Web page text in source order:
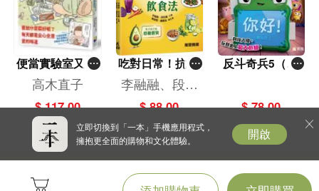
便當實驗室又開
張了——日日和
特別日的菜單挑
戰記
高木直子
$ 117.00
吃對日常！抗炎
減糖飲食法
李融融、段佳
麗,黃梨煜、顧
$ 88.00
反斗奇兵5（圖
$ 78.00
立即切換到「一本」手機應用程式，
擁抱更全面的購物和文化體驗。
開啟